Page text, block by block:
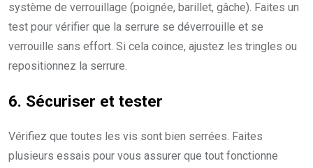
système de verrouillage (poignée, barillet, gâche). Faites un
test pour vérifier que la serrure se déverrouille et se
verrouille sans effort. Si cela coince, ajustez les tringles ou
repositionnez la serrure.
6. Sécuriser et tester
Vérifiez que toutes les vis sont bien serrées. Faites
plusieurs essais pour vous assurer que tout fonctionne